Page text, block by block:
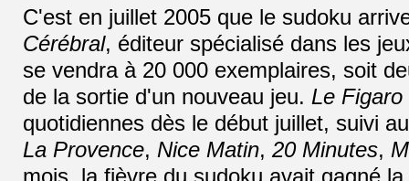
C'est en juillet 2005 que le sudoku
Cérébral, éditeur spécialisé dans les
se vendra à 20 000 exemplaires, soit
de la sortie d'un nouveau jeu. Le Figaro
quotidiennes dès le début juillet, suivi
La Provence, Nice Matin, 20 Minutes,
mois, la fièvre du sudoku avait gagné